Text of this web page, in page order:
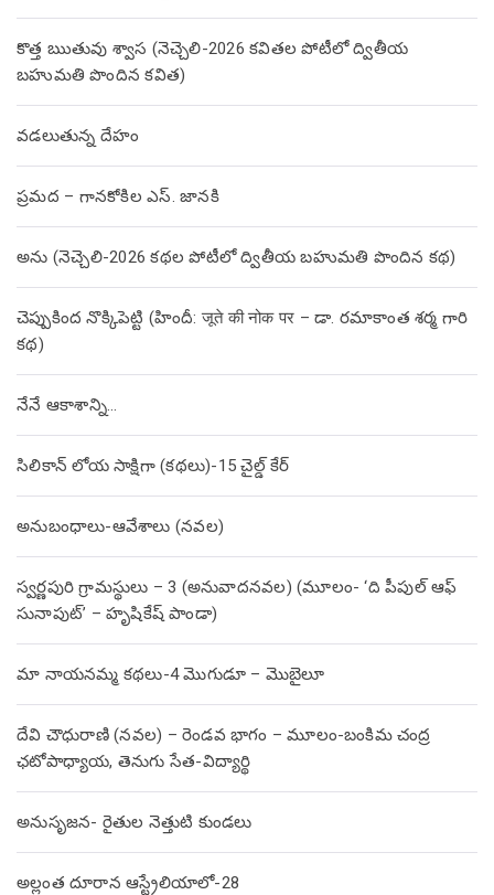
కొత్త ఋతువు శ్వాస (నెచ్చెలి-2026 కవితల పోటీలో ద్వితీయ
బహుమతి పొందిన కవిత)
వడలుతున్న దేహం
ప్రమద – గానకోకిల ఎస్. జానకి
అను (నెచ్చెలి-2026 కథల పోటీలో ద్వితీయ బహుమతి పొందిన కథ)
చెప్పుకింద నొక్కిపెట్టి (హిందీ: जूते की नोक पर – డా. రమాకాంత శర్మ గారి
కథ)
నేనే ఆకాశాన్ని…
సిలికాన్ లోయ సాక్షిగా (కథలు)-15 చైల్డ్ కేర్
అనుబంధాలు-ఆవేశాలు (నవల)
స్వర్ణపురి గ్రామస్థులు – 3 (అనువాదనవల) (మూలం- ‘ది పీపుల్ ఆఫ్
సునాపుట్’ – హృషికేష్ పాండా)
మా నాయనమ్మ కథలు-4 మొగుడూ – మొబైలూ
దేవి చౌధురాణి (నవల) – రెండవ భాగం – మూలం-బంకిమ చంద్ర
ఛటోపాధ్యాయ, తెనుగు సేత-విద్యార్థి
అనుసృజన- రైతుల నెత్తుటి కుండలు
అల్లంత దూరాన ఆస్ట్రేలియాలో-28